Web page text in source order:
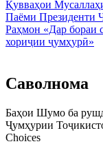
Паёми Президенти
Раҳмон «Дар бораи
хориҷии ҷумҳурӣ»
Саволнома
Баҳои Шумо ба
Ҷумҳурии
Choices